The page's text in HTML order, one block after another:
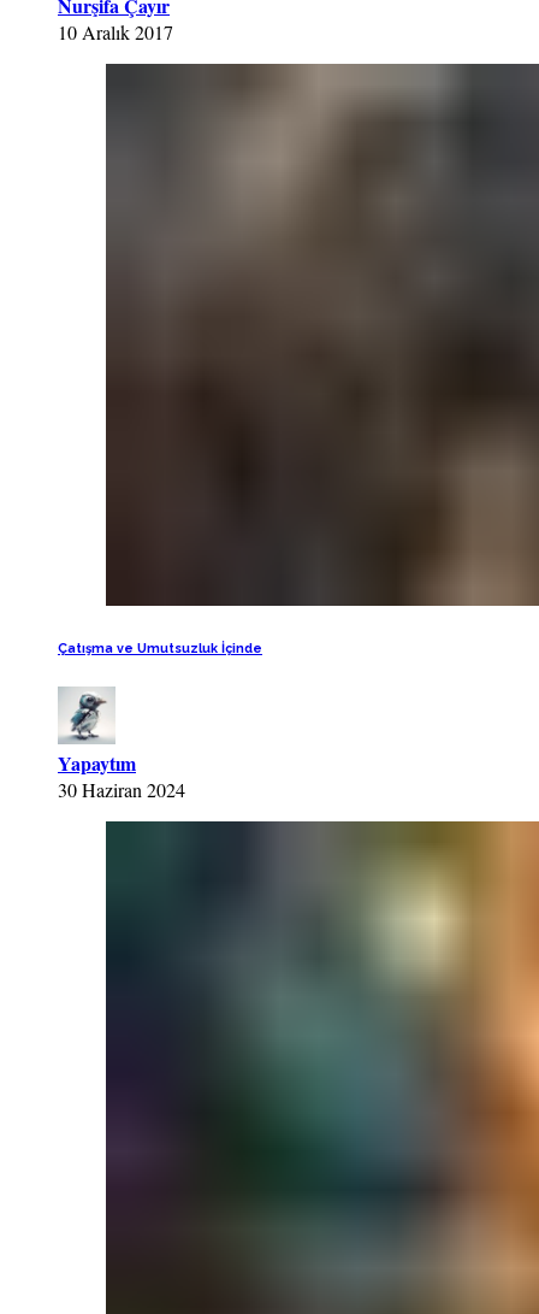
Nurşifa Çayır
10 Aralık 2017
Çatışma ve Umutsuzluk İçinde
Yapaytım
30 Haziran 2024